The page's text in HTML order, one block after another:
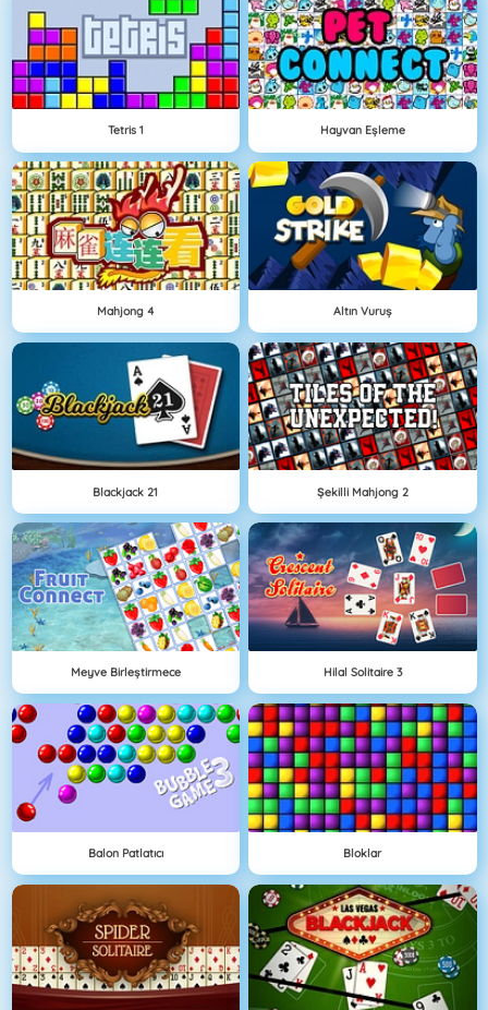
Tetris 1 Hayvan Eşleme
Mahjong 4 Altın Vuruş
Blackjack 21 Şekilli Mahjong 2
Meyve Birleştirmece Hilal Solitaire 3
Balon Patlatıcı Bloklar